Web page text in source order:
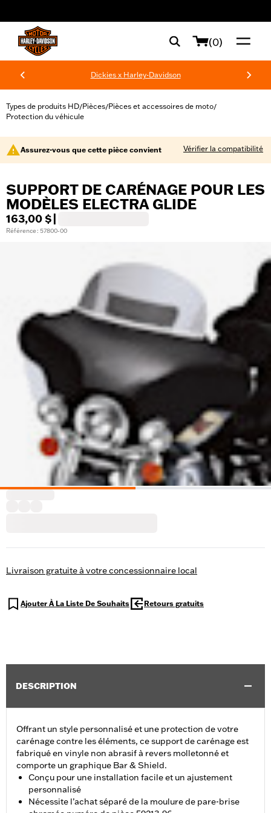
(0)
Dickies x Harley-Davidson
Types de produits HD/Pièces/Pièces et accessoires de moto/
Protection du véhicule
Assurez-vous que cette pièce convient Vérifier la compatibilité
SUPPORT DE CARÉNAGE POUR LES
MODÈLES ELECTRA GLIDE
163,00 $
Référence : 57800-00
Livraison gratuite à votre concessionnaire local
Ajouter À La Liste De Souhaits Retours gratuits
DESCRIPTION
Offrant un style personnalisé et une protection de votre
carénage contre les éléments, ce support de carénage est
fabriqué en vinyle non abrasif à revers molletonné et
comporte un graphique Bar & Shield.
Conçu pour une installation facile et un ajustement
personnalisé
Nécessite l’achat séparé de la moulure de pare-brise